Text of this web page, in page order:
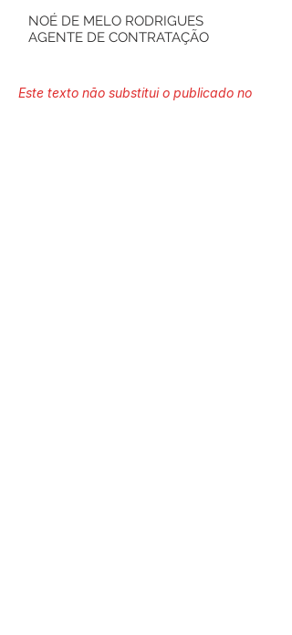
NOÉ DE MELO RODRIGUES
AGENTE DE CONTRATAÇÃO
Este texto não substitui o publicado no